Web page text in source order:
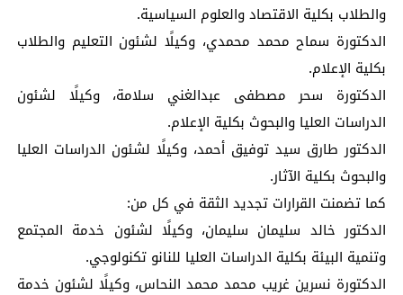
والطلاب بكلية الاقتصاد والعلوم السياسية.
الدكتورة سماح محمد محمدي، وكيلًا لشئون التعليم والطلاب
بكلية الإعلام.
الدكتورة سحر مصطفى عبدالغني سلامة، وكيلًا لشئون
الدراسات العليا والبحوث بكلية الإعلام.
الدكتور طارق سيد توفيق أحمد، وكيلًا لشئون الدراسات العليا
والبحوث بكلية الآثار.
كما تضمنت القرارات تجديد الثقة في كل من:
الدكتور خالد سليمان سليمان، وكيلًا لشئون خدمة المجتمع
وتنمية البيئة بكلية الدراسات العليا للنانو تكنولوجي.
الدكتورة نسرين غريب محمد محمد النحاس، وكيلًا لشئون خدمة